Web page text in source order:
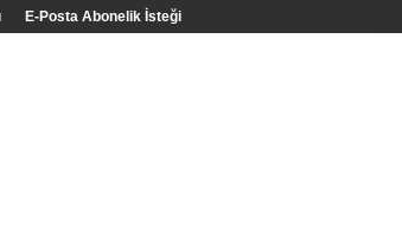
E-Posta Abonelik İsteği